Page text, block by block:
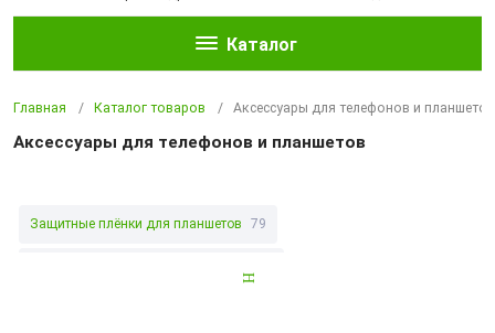
Каталог
Главная Каталог товаров Аксессуары для телефонов и планшетов
Аксессуары для телефонов и планшетов
Защитные плёнки для планшетов 79